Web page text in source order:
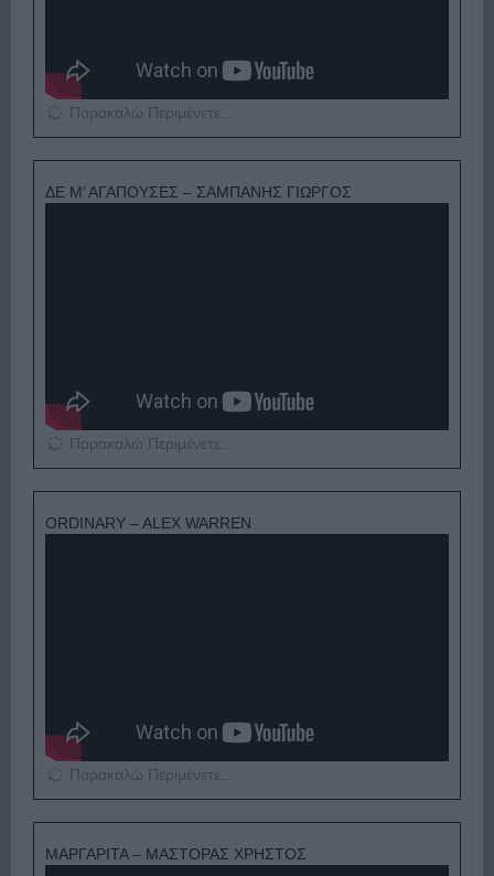
Παρακαλώ Περιμένετε...
ΔΕ Μ’ ΑΓΑΠΟΥΣΕΣ – ΣΑΜΠΑΝΗΣ ΓΙΩΡΓΟΣ
Παρακαλώ Περιμένετε...
ORDINARY – ALEX WARREN
Παρακαλώ Περιμένετε...
ΜΑΡΓΑΡΙΤΑ – ΜΑΣΤΟΡΑΣ ΧΡΗΣΤΟΣ